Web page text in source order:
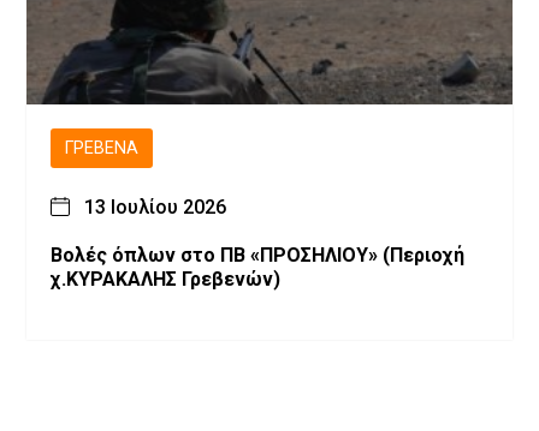
ΓΡΕΒΕΝΆ
13 Ιουλίου 2026
Βολές όπλων στο ΠΒ «ΠΡΟΣΗΛΙΟΥ» (Περιοχή
χ.ΚΥΡΑΚΑΛΗΣ Γρεβενών)